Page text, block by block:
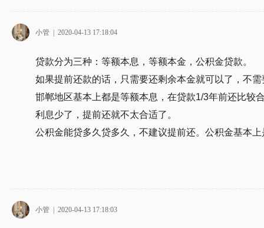
小管 2020-04-13 17:18:04
贷款分为三种：等额本息，等额本金，公积金贷款。
如果提前还款的话，只需要还剩余本金就可以了，不
邯郸地区基本上都是等额本息，在贷款1/3年前还比较
利息少了，提前还就不太合适了。
公积金能贷多久贷多久，不建议提前还。公积金基本
小管 2020-04-13 17:18:03